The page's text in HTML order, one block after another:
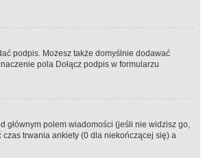
podpis. Możesz także domyślnie dodawać
pola Dołącz podpis w formularzu
głównym polem wiadomości (jeśli nie widzisz go,
trwania ankiety (0 dla niekończącej się) a